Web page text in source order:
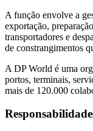
A função envolve a
exportação,
transportadores e
de constrangimentos
A DP World é uma
portos, terminais,
mais de 120.000